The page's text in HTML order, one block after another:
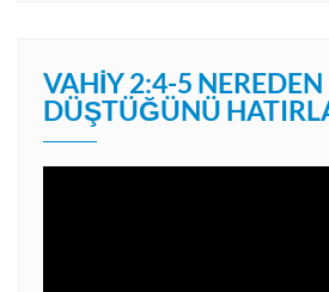
VAHIY 2:4-5 NEREDEN
DÜŞTÜĞÜNÜ